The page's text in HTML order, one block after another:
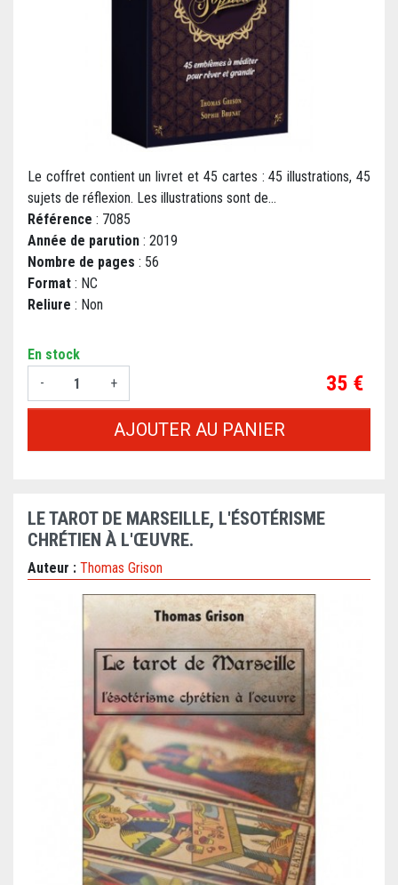
Le coffret contient un livret et 45 cartes : 45 illustrations, 45
sujets de réflexion. Les illustrations sont de...
Référence : 7085
Année de parution : 2019
Nombre de pages : 56
Format : NC
Reliure : Non
En stock
-
+ Prix
35 €
AJOUTER AU PANIER
LE TAROT DE MARSEILLE, L'ÉSOTÉRISME
CHRÉTIEN À L'ŒUVRE.
Auteur : Thomas Grison